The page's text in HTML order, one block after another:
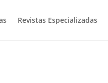
Revistas Especializadas